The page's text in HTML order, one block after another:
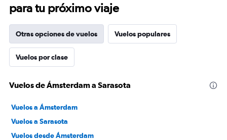
para tu próximo viaje
Otras opciones de vuelos Vuelos populares
Vuelos por clase
Vuelos de Ámsterdam a Sarasota
Vuelos a Ámsterdam
Vuelos a Sarasota
Vuelos desde Ámsterdam